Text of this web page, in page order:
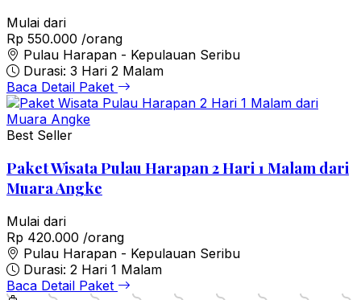
Mulai dari
Rp 550.000 /orang
Pulau Harapan - Kepulauan Seribu
Durasi: 3 Hari 2 Malam
Baca Detail Paket
Best Seller
Paket Wisata Pulau Harapan 2 Hari 1 Malam dari
Muara Angke
Mulai dari
Rp 420.000 /orang
Pulau Harapan - Kepulauan Seribu
Durasi: 2 Hari 1 Malam
Baca Detail Paket